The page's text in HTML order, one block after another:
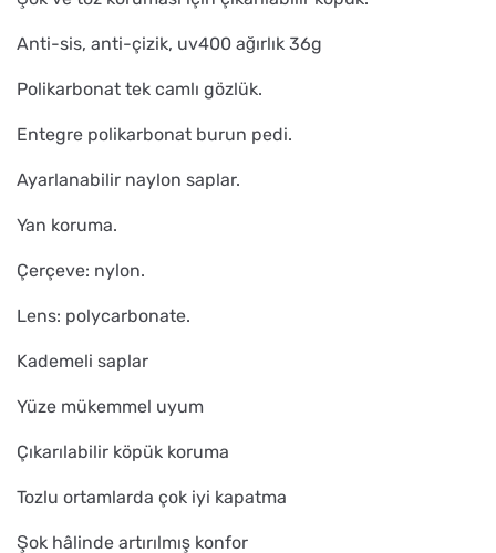
Anti-sis, anti-çizik, uv400 ağırlık 36g
Polikarbonat tek camlı gözlük.
Entegre polikarbonat burun pedi.
Ayarlanabilir naylon saplar.
Yan koruma.
Çerçeve: nylon.
Lens: polycarbonate.
Kademeli saplar
Yüze mükemmel uyum
Çıkarılabilir köpük koruma
Tozlu ortamlarda çok iyi kapatma
Şok hâlinde artırılmış konfor